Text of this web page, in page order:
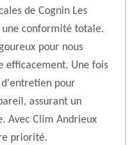
de Cognin Les
une conformité totale.
pour nous
efficacement. Une fois
d'entretien pour
assurant un
Avec Clim Andrieux
priorité.